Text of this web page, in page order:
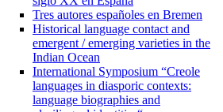
Tres autores españoles en Bremen
Historical language contact and
emergent / emerging varieties in the
Indian Ocean
International Symposium “Creole
languages in diasporic contexts:
language biographies and